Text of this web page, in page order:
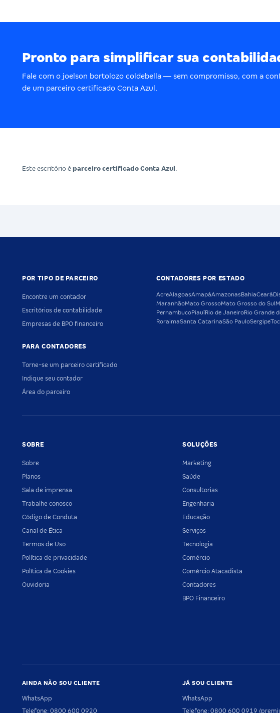
Pronto para simplificar sua
Fale com o joelson bortolozo coldebella — sem compromisso, com a
de um parceiro certificado Conta Azul.
Este escritório é parceiro certificado Conta Azul .
POR TIPO DE PARCEIRO
Encontre um contador
Escritórios de contabilidade
Empresas de BPO financeiro
PARA CONTADORES
Torne-se um parceiro certificado
Indique seu contador
Área do parceiro
CONTADORES POR ESTADO
AcreAlagoasAmapáAmazonasBahiaCeará
MaranhãoMato GrossoMato Grosso do Sul
PernambucoPiauíRio de JaneiroRio Grande
RoraimaSanta CatarinaSão PauloSergipe
SOBRE
Sobre
Planos
Sala de imprensa
Trabalhe conosco
Código de Conduta
Canal de Ética
Termos de Uso
Política de privacidade
Política de Cookies
Ouvidoria
SOLUÇÕES
Marketing
Saúde
Consultorias
Engenharia
Educação
Serviços
Tecnologia
Comércio
Comércio Atacadista
Contadores
BPO Financeiro
AINDA NÃO SOU CLIENTE
WhatsApp
Telefone: 0800 600 0920
JÁ SOU CLIENTE
WhatsApp
Telefone: 0800 600 0919